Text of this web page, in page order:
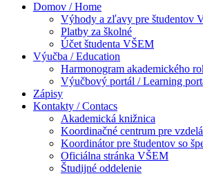
Domov / Home
Výhody a zľavy pre študentov
Platby za školné
Účet študenta VŠEM
Výučba / Education
Harmonogram akademického
Výučbový portál / Learning
Zápisy
Kontakty / Contacs
Akademická knižnica
Koordinačné centrum pre
Koordinátor pre študentov so
Oficiálna stránka VŠEM
Študijné oddelenie